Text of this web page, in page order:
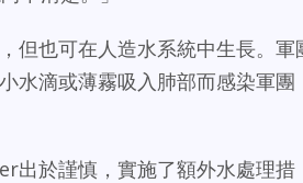
但也可在人造水系統中生長。軍
水滴或薄霧吸入肺部而感染軍團
於謹慎，實施了額外水處理措